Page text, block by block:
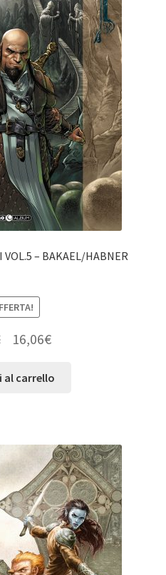
– BAKAEL/HABNER
16,06€
al carrello